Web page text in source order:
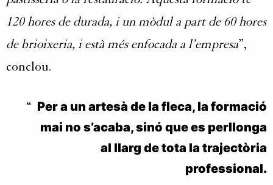
120 hores de durada, i un mòdul a part de 60 hores
de brioixeria, i està més enfocada a l’empresa”,
conclou.
Per a un artesà de la fleca, la formació
mai no s’acaba, sinó que es perllonga
al llarg de tota la trajectòria
professional.